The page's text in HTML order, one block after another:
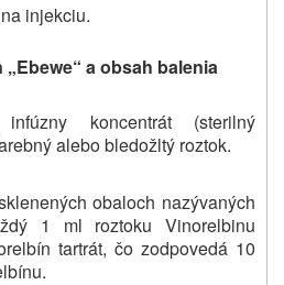
injekciu.
a obsah balenia
infúzny koncentrát (sterilný
alebo bledožltý roztok.
obaloch nazývaných
1 ml roztoku Vinorelbinu
tartrát, čo zodpovedá 10